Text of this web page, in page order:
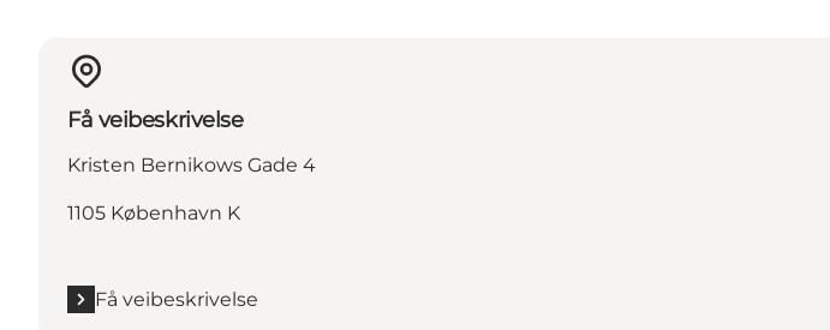
Få veibeskrivelse
Kristen Bernikows Gade 4
1105 København K
Få veibeskrivelse